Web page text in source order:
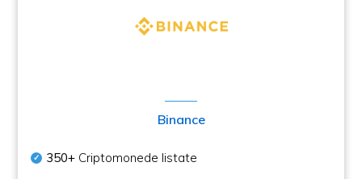
Binance
350+ Criptomonede listate